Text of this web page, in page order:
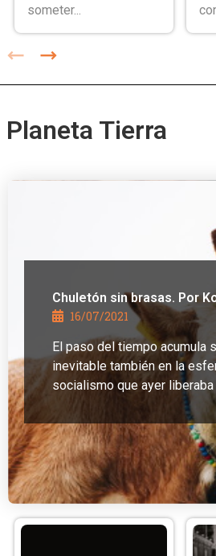
someter...
Planeta Tierra
Chuletón sin brasas. Por
16/07/2021
El paso del tiempo acumula
inevitable también en la
socialismo que ayer liberaba